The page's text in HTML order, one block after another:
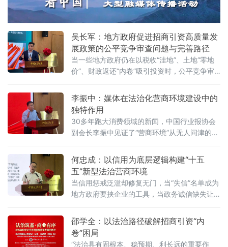
心揭牌仪式既同期举办的“法治筑基、商业有序
——地方政府促进招商引资和高质量发展路
吴长军：地方政府促进招商引资高质量发
展政策的公平竞争审查问题与完善路径
当一些地方政府仍在以税收“洼地”、土地“零地
价”、财政返还“内卷”吸引投资时，公平竞争审
例》施行近两年来，为何部分地区仍屡屡出
现“超国民待遇”补贴、隐性地方保护、跨区域恶
性竞争？北京物资学院法学院院长吴长军6月7
日在中国政法大学法治化营商环境建设与数字
金融研究中心揭牌仪式既同期举办的“法治筑
李振中：媒体在法治化营商环境建设中的
独特作用
30多年跑大消费领域的新闻，中国行业报协会
副会长李振中见证了“营商环境”从无人问津的模
国政法大学法治化营商环境建设与数字金融研
究中心揭牌仪式既同期举办的“法治筑基、商业
有序——地方政府促进招商引资和高质量发展
路径”法治化营商环境建设（公益）大讲堂2026
首期活动上，李振中以媒体人视角直言：法治
何忠成：以信用为底层逻辑构建“十五
五”新型法治营商环境
当信用惩戒泛滥却修复无门，当“失信”名单成为
地方政府要挟企业的工具，当政务诚信缺失让
环境，还是在异化为另一种权力寻租？上海大
学法学院企业法治与创新发展研究中心主任何
忠成6月7日在中国政法大学法治化营商环境建
邵学全：以法治路径破解招商引资“内
卷”困局
“法治具有固根本、稳预期、利长远的重要作